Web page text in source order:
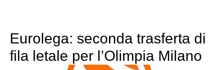
Eurolega: seconda trasferta di
fila letale per l’Olimpia Milano